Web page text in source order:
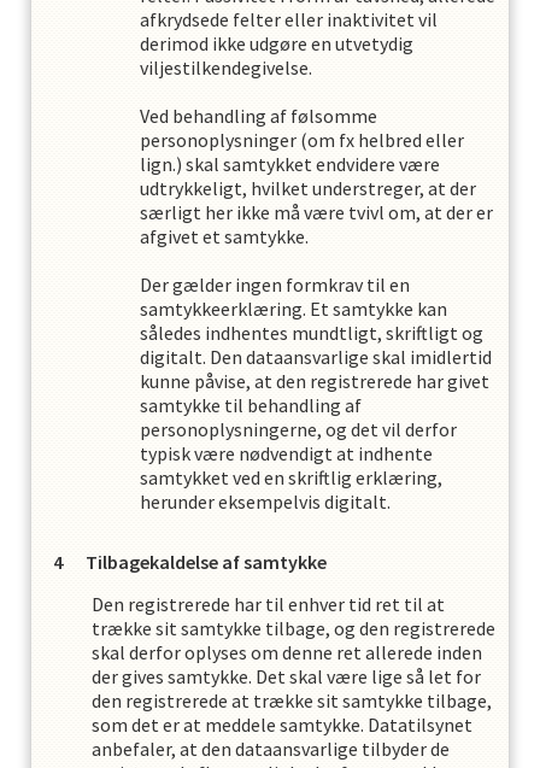
afkrydsede felter eller inaktivitet vil
derimod ikke udgøre en utvetydig
viljestilkendegivelse.
Ved behandling af følsomme
personoplysninger (om fx helbred eller
lign.) skal samtykket endvidere være
udtrykkeligt, hvilket understreger, at der
særligt her ikke må være tvivl om, at der er
afgivet et samtykke.
Der gælder ingen formkrav til en
samtykkeerklæring. Et samtykke kan
således indhentes mundtligt, skriftligt og
digitalt. Den dataansvarlige skal imidlertid
kunne påvise, at den registrerede har givet
samtykke til behandling af
personoplysningerne, og det vil derfor
typisk være nødvendigt at indhente
samtykket ved en skriftlig erklæring,
herunder eksempelvis digitalt.
Tilbagekaldelse af samtykke
Den registrerede har til enhver tid ret til at
trække sit samtykke tilbage, og den registrerede
skal derfor oplyses om denne ret allerede inden
der gives samtykke. Det skal være lige så let for
den registrerede at trække sit samtykke tilbage,
som det er at meddele samtykke. Datatilsynet
anbefaler, at den dataansvarlige tilbyder de